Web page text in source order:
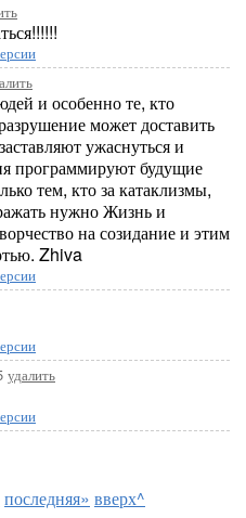
и особенно те, кто
может доставить
ужаснуться и
программируют будущие
тем, кто за катаклизмы,
нужно Жизнь и
на созидание и этим
Zhiva
удалить
последняя» вверх^